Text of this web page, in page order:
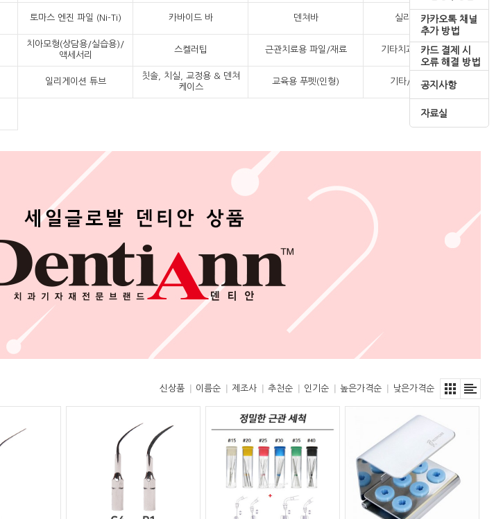
카카오톡 채널
추가 방법
카드 결제 시
오류 해결 방법
공지사항
자료실
토마스 엔진 파일 (Ni-Ti) 카바이드 바 덴쳐바 실리콘 포인트
치아모형(상담용/실습용)/
액세서리
스켈러팁 근관치료용 파일/재료 기타치과재료 및 기구
일리게이션 튜브
칫솔, 치실, 교정용 & 덴쳐
케이스
교육용 푸펫(인형) 기타/진료예약부
신상품 이름순 제조사 추천순 인기순 높은가격순 낮은가격순